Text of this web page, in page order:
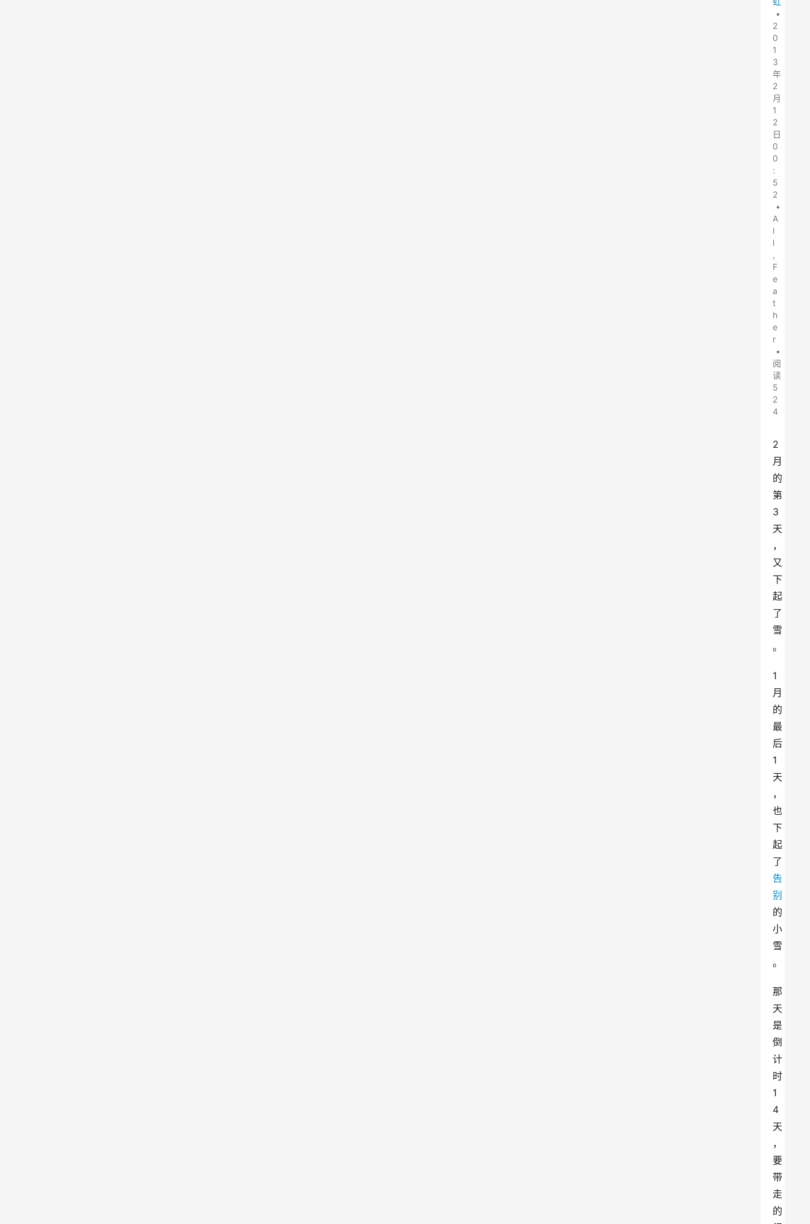
•
2
0
1
3
年
2
月
1
2
日
0
0
:
5
2
•
A
l
l
,
F
e
a
t
h
e
r
•
阅
读
5
2
4
2
月
的
第
3
天
，
又
下
起
了
雪
。
1
月
的
最
后
1
天
，
也
下
起
了
告
别
的
小
雪
。
那
天
是
倒
计
时
1
4
天
，
要
带
走
的